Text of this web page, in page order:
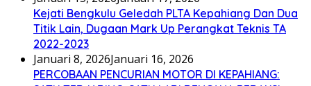
Kejati Bengkulu Geledah PLTA Kepahiang Dan Dua
Titik Lain, Dugaan Mark Up Perangkat Teknis TA
2022-2023
Januari 8, 2026Januari 16, 2026
PERCOBAAN PENCURIAN MOTOR DI KEPAHIANG: